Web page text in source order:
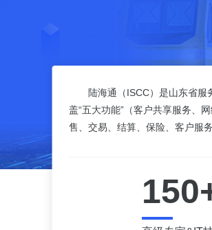
陆海通（ISCC）是山东省
盖“五大功能”（客户共享服务、
售、交易、结算、保险、客户服